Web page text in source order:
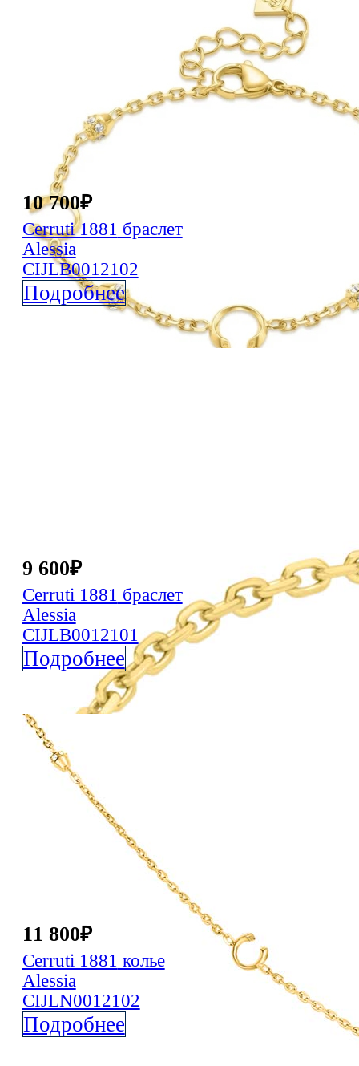
10 700₽
Cerruti 1881 браслет
Alessia
CIJLB0012102
Подробнее
9 600₽
Cerruti 1881 браслет
Alessia
CIJLB0012101
Подробнее
11 800₽
Cerruti 1881 колье
Alessia
CIJLN0012102
Подробнее